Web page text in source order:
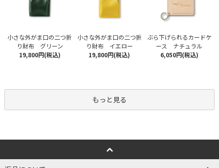
小さな外がま口の二つ折
り財布 グリーン
19,800円(税込)
小さな外がま口の二つ折
り財布 イエロー
19,800円(税込)
ぶら下げられるカードケ
ース ナチュラル
6,050円(税込)
もっと見る